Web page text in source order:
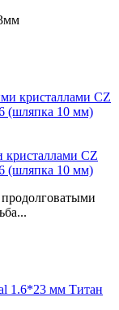
CZ
(шляпка 10 мм)